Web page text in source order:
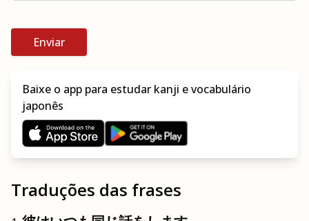
Enviar
Baixe o app para estudar kanji e vocabulário
japonês
Traduções das frases